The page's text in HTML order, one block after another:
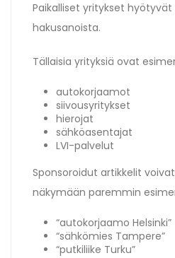
Paikalliset yritykset
hakusanoista.
Tällaisia yrityksiä ovat
autokorjaamot
siivousyritykset
hierojat
sähköasentajat
LVI-palvelut
Sponsoroidut artikkelit
näkymään paremmin
“autokorjaamo Helsinki”
“sähkömies Tampere”
“putkiliike Turku”